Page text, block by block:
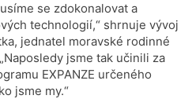
se zdokonalovat a
technologií,“ shrnuje vývoj
jednatel moravské rodinné
jsme tak učinili za
EXPANZE určeného
jsme my.“